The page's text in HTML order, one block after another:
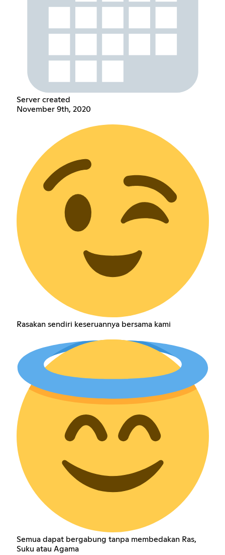
Server created
November 9th, 2020
Rasakan sendiri keseruannya bersama kami
Semua dapat bergabung tanpa membedakan Ras,
Suku atau Agama